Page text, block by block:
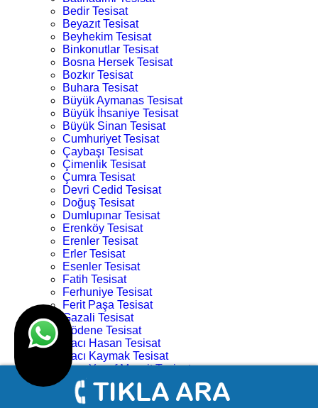
Bedir Tesisat
Beyazıt Tesisat
Beyhekim Tesisat
Binkonutlar Tesisat
Bosna Hersek Tesisat
Bozkır Tesisat
Buhara Tesisat
Büyük Aymanas Tesisat
Büyük İhsaniye Tesisat
Büyük Sinan Tesisat
Cumhuriyet Tesisat
Çaybaşı Tesisat
Çimenlik Tesisat
Çumra Tesisat
Devri Cedid Tesisat
Doğuş Tesisat
Dumlupınar Tesisat
Erenköy Tesisat
Erenler Tesisat
Erler Tesisat
Esenler Tesisat
Fatih Tesisat
Ferhuniye Tesisat
Ferit Paşa Tesisat
Gazali Tesisat
Gödene Tesisat
Hacı Hasan Tesisat
Hacı Kaymak Tesisat
Hacı Yusuf Mescit Tesisat
Hacıveyiszade Tesisat
Hamza Oğlu Tesisat